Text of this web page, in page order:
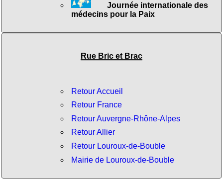
Journée internationale des
médecins pour la Paix
Rue Bric et Brac
Retour Accueil
Retour France
Retour Auvergne-Rhône-Alpes
Retour Allier
Retour Louroux-de-Bouble
Mairie de Louroux-de-Bouble